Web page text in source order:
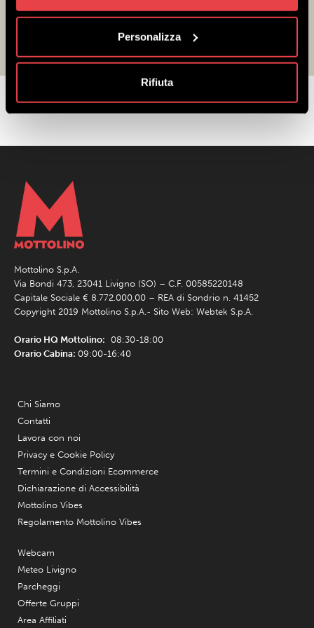
Personalizza
Rifiuta
Semplice, si prende l’impianto Valfin ericomincia il
Mottolino S.p.A.
Via Bondi 473, 23041 Livigno (SO) – C.F. 00585220148
Capitale Sociale € 8.772.000,00 – REA di Sondrio n. 41452
Copyright 2019 Mottolino S.p.A.- Sito Web: Webtek S.p.A.
Orario HQ Mottolino: 08:30-18:00
Orario Cabina: 09:00-16:40
Chi Siamo
Contatti
Lavora con noi
Privacy e Cookie Policy
Termini e Condizioni Ecommerce
Dichiarazione di Accessibilità
Mottolino Vibes
Regolamento Mottolino Vibes
Webcam
Meteo Livigno
Parcheggi
Offerte Gruppi
Area Affiliati